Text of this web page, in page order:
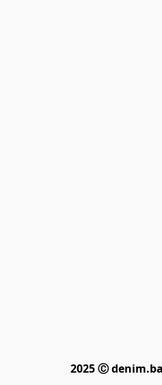
2025 Ⓒ